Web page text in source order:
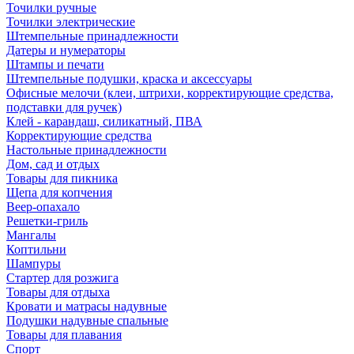
Точилки ручные
Точилки электрические
Штемпельные принадлежности
Датеры и нумераторы
Штампы и печати
Штемпельные подушки, краска и аксессуары
Офисные мелочи (клеи, штрихи, корректирующие средства,
подставки для ручек)
Клей - карандаш, силикатный, ПВА
Корректирующие средства
Настольные принадлежности
Дом, сад и отдых
Товары для пикника
Щепа для копчения
Веер-опахало
Решетки-гриль
Мангалы
Коптильни
Шампуры
Стартер для розжига
Товары для отдыха
Кровати и матрасы надувные
Подушки надувные спальные
Товары для плавания
Спорт